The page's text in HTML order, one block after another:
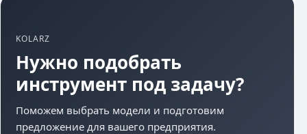
KOLARZ
Нужно подобрать
инструмент под задачу?
Поможем выбрать модели и подготовим
предложение для вашего предприятия.